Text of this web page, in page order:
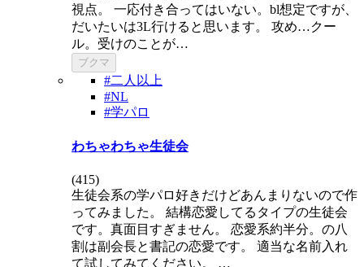
視点。 一応付き合ってはいない。bl想定ですが、
だいたいは3L行けると思います。 攻め…クー
ル。受けのことが…
ブクマ
#二人以上
#NL
#学パロ
わちゃわちゃ生徒会
(415)
生徒会系の学パロ好きだけどあんまりないので作
ってみました。 結構恋愛してるタイプの生徒会
です。真面目すぎません。 恋愛系約半分。の八
割は副会長と書記の恋愛です。 適当な名前入れ
て試してみてください。 …